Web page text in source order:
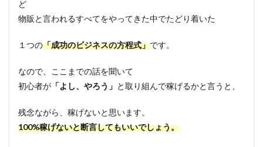
ど
物販と言われるすべてをやってきた中でたどり着いた
１つの「成功のビジネスの方程式」です。
なので、ここまでの話を聞いて
初心者が 「よし、やろう」 と取り組んで稼げるかと言うと、
残念ながら、稼げないと思います。
100%稼げないと断言してもいいでしょう。